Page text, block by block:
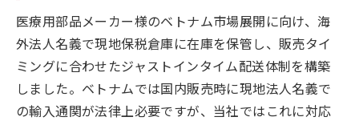
医療用部品メーカー様のベトナム市場展開に向け、海
外法人名義で現地保税倉庫に在庫を保管し、販売タイ
ミングに合わせたジャストインタイム配送体制を構築
しました。ベトナムでは国内販売時に現地法人名義で
の輸入通関が法律上必要ですが、当社ではこれに対応